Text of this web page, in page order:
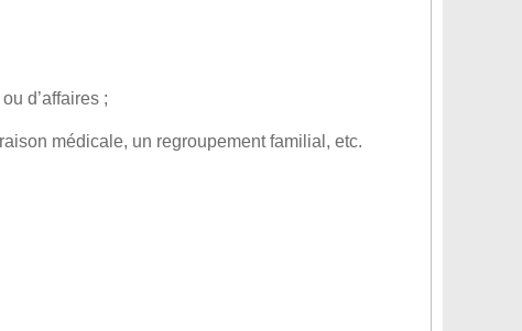
d’affaires ;
médicale, un regroupement familial, etc.